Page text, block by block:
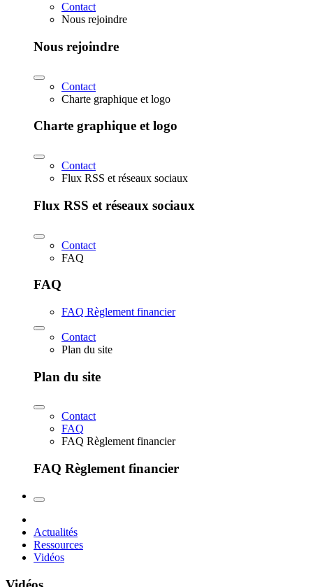
Contact
Nous rejoindre
Nous rejoindre
Contact
Charte graphique et logo
Charte graphique et logo
Contact
Flux RSS et réseaux sociaux
Flux RSS et réseaux sociaux
Contact
FAQ
FAQ
FAQ Règlement financier
Contact
Plan du site
Plan du site
Contact
FAQ
FAQ Règlement financier
FAQ Règlement financier
Actualités
Ressources
Vidéos